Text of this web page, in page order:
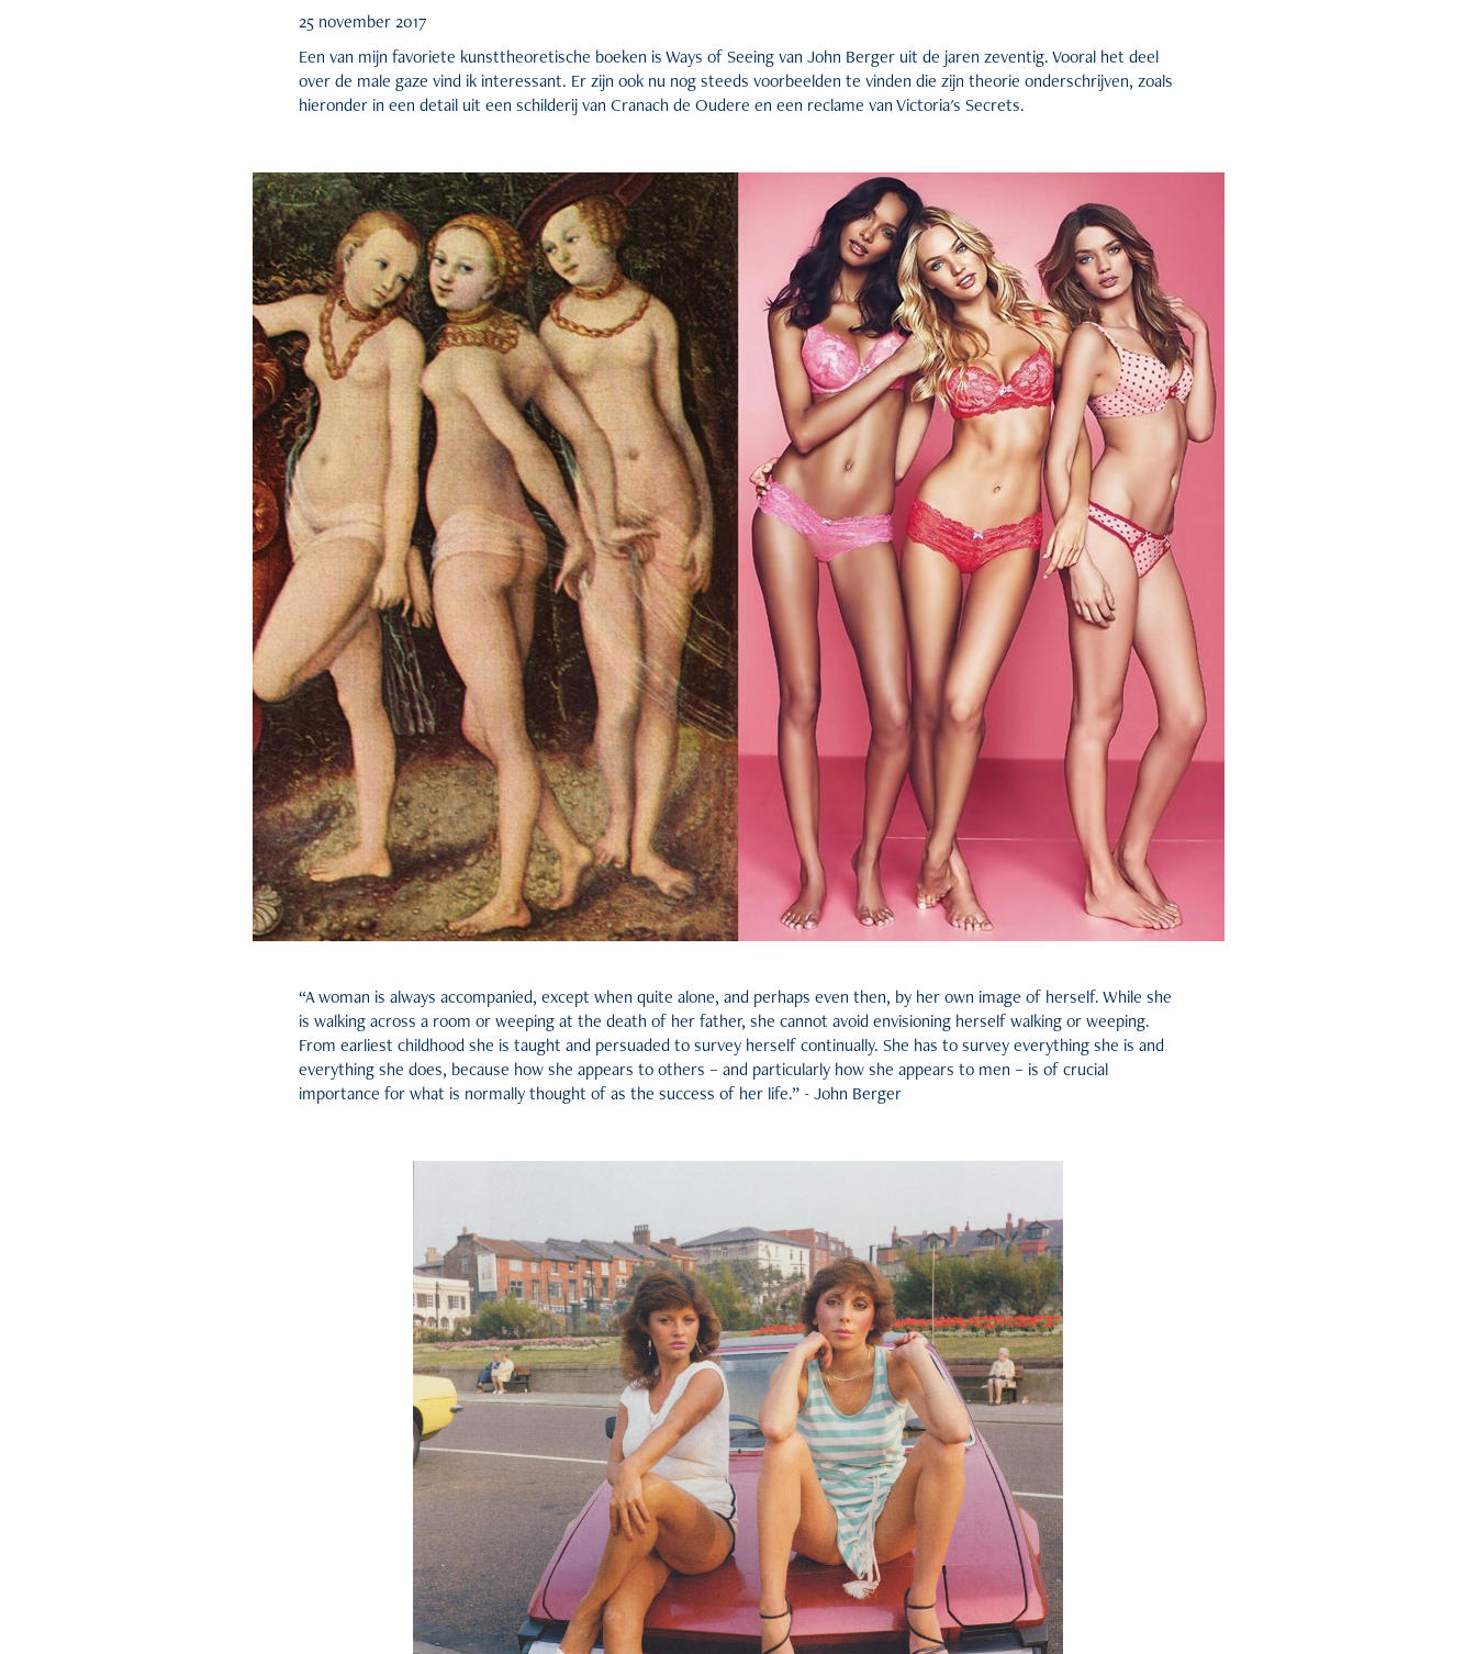
25 november 2017
Een van mijn favoriete kunsttheoretische boeken is Ways of Seeing van John Berger uit de jaren zeventig. Vooral het deel
over de male gaze vind ik interessant. Er zijn ook nu nog steeds voorbeelden te vinden die zijn theorie onderschrijven, zoals
hieronder in een detail uit een schilderij van Cranach de Oudere en een reclame van Victoria's Secrets.
“A woman is always accompanied, except when quite alone, and perhaps even then, by her own image of herself. While she
is walking across a room or weeping at the death of her father, she cannot avoid envisioning herself walking or weeping.
From earliest childhood she is taught and persuaded to survey herself continually. She has to survey everything she is and
everything she does, because how she appears to others – and particularly how she appears to men – is of crucial
importance for what is normally thought of as the success of her life.” - John Berger